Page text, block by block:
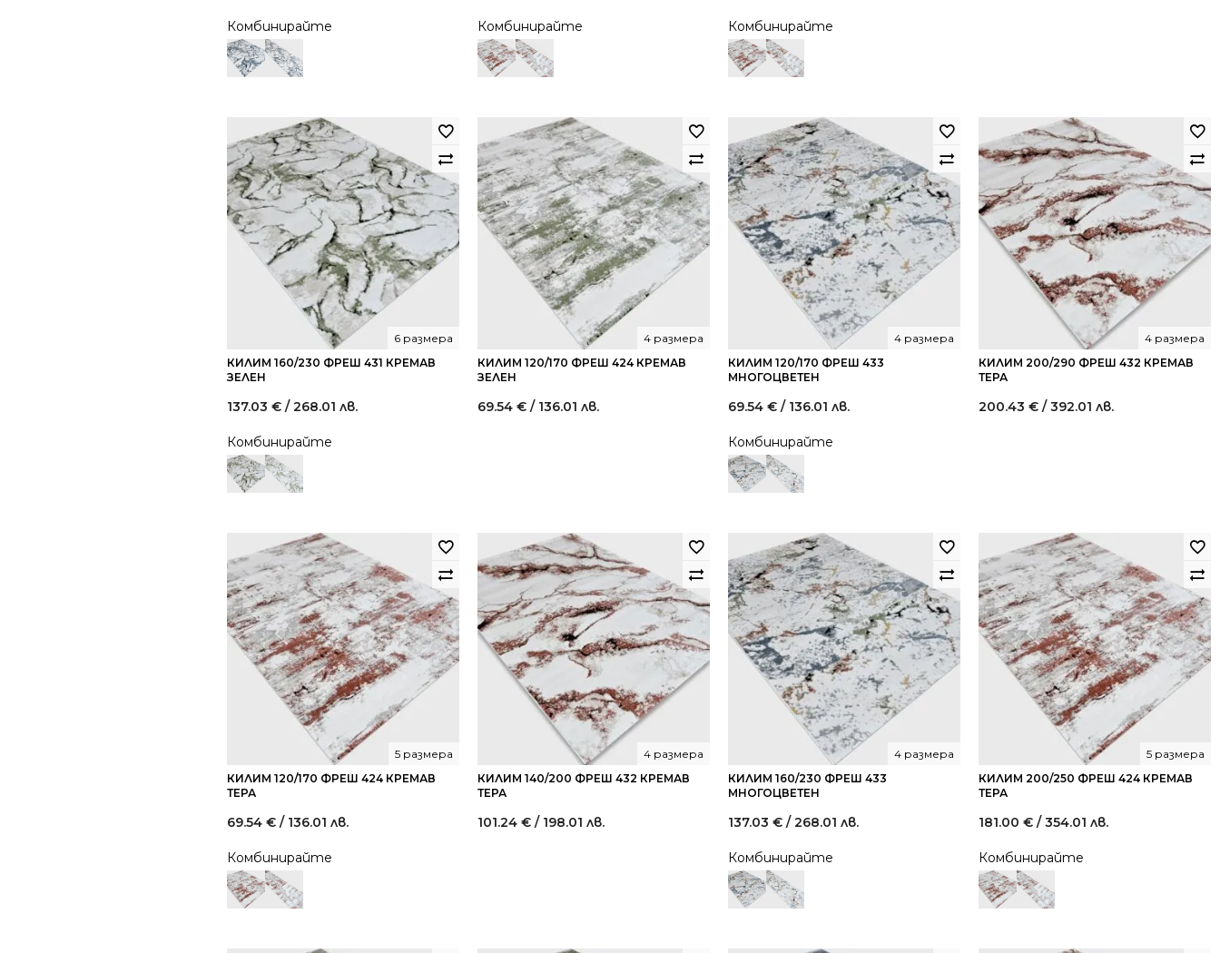
Комбинирайте Комбинирайте Комбинирайте
КИЛИМ 160/230 ФРЕШ 431 КРЕМАВ
ЗЕЛЕН
6 размера
137.03 € / 268.01 лв.
Комбинирайте
КИЛИМ 120/170 ФРЕШ 424 КРЕМАВ
ЗЕЛЕН
4 размера
69.54 € / 136.01 лв.
КИЛИМ 120/170 ФРЕШ 433
МНОГОЦВЕТЕН
4 размера
69.54 € / 136.01 лв.
Комбинирайте
КИЛИМ 200/290 ФРЕШ 432 КРЕМАВ
ТЕРА
4 размера
200.43 € / 392.01 лв.
КИЛИМ 120/170 ФРЕШ 424 КРЕМАВ
ТЕРА
5 размера
69.54 € / 136.01 лв.
Комбинирайте
КИЛИМ 140/200 ФРЕШ 432 КРЕМАВ
ТЕРА
4 размера
101.24 € / 198.01 лв.
КИЛИМ 160/230 ФРЕШ 433
МНОГОЦВЕТЕН
4 размера
137.03 € / 268.01 лв.
Комбинирайте
КИЛИМ 200/250 ФРЕШ 424 КРЕМАВ
ТЕРА
5 размера
181.00 € / 354.01 лв.
Комбинирайте